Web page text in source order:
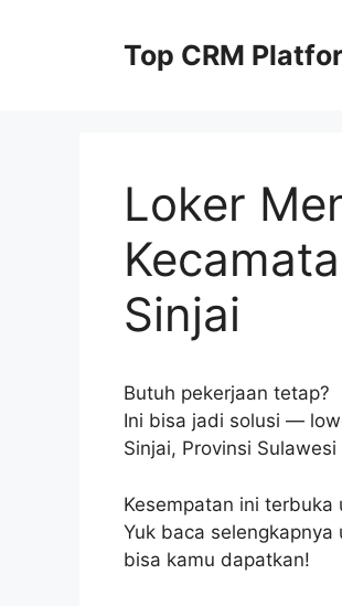
Top CRM
Loker
Sinjai
Butuh pekerjaan tetap?
Ini bisa jadi solusi —
Sinjai, Provinsi Sulawesi
Kesempatan ini
Yuk baca
bisa kamu dapatkan!